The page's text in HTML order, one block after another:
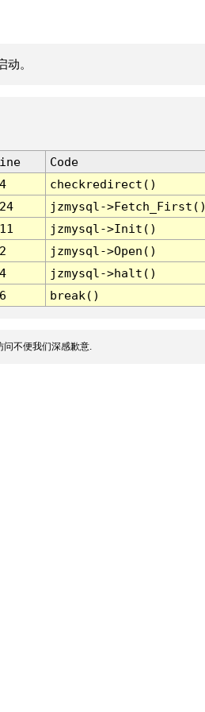
。
Code
checkredirect()
jzmysql-
jzmysql->Init()
jzmysql->Open()
jzmysql->halt()
break()
不便我们深感歉意.